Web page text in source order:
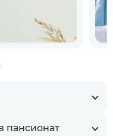
пансионат